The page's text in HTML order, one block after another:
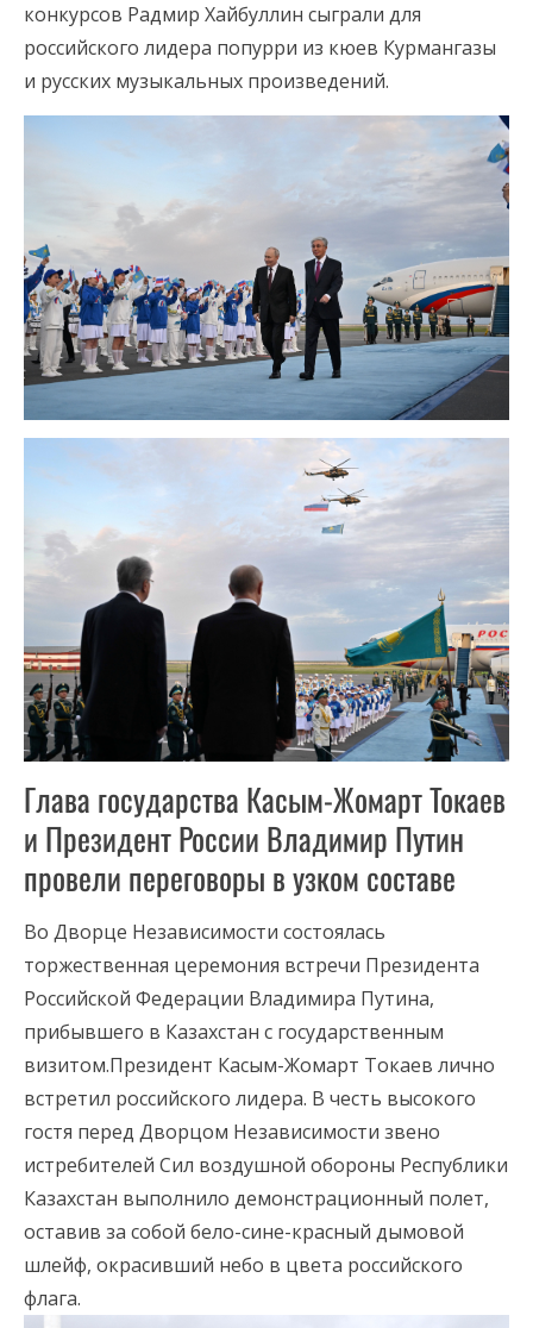
конкурсов Радмир Хайбуллин сыграли для
российского лидера попурри из кюев Курмангазы
и русских музыкальных произведений.
Глава государства Касым-Жомарт Токаев
и Президент России Владимир Путин
провели переговоры в узком составе
Во Дворце Независимости состоялась
торжественная церемония встречи Президента
Российской Федерации Владимира Путина,
прибывшего в Казахстан с государственным
визитом.Президент Касым-Жомарт Токаев лично
встретил российского лидера. В честь высокого
гостя перед Дворцом Независимости звено
истребителей Сил воздушной обороны Республики
Казахстан выполнило демонстрационный полет,
оставив за собой бело-сине-красный дымовой
шлейф, окрасивший небо в цвета российского
флага.